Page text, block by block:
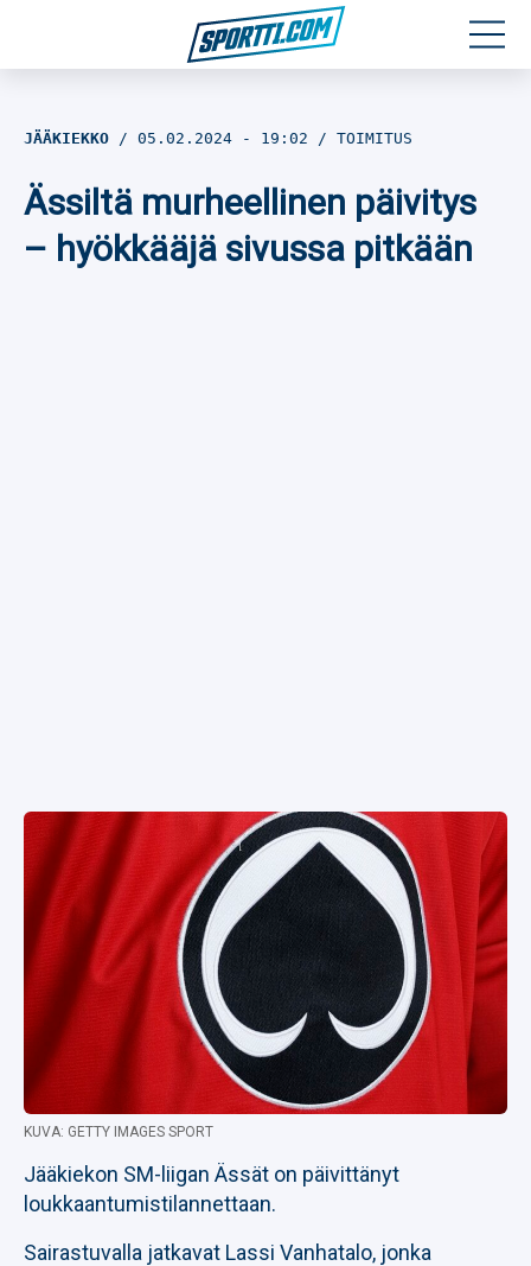
Jääkiekko
Jalkapallo
JÄÄKIEKKO 05.02.2024 - 19:02 TOIMITUS
Ässiltä murheellinen päivitys
– hyökkääjä sivussa pitkään
KUVA: GETTY IMAGES SPORT
Jääkiekon SM-liigan Ässät on päivittänyt
loukkaantumistilannettaan.
Sairastuvalla jatkavat Lassi Vanhatalo, jonka